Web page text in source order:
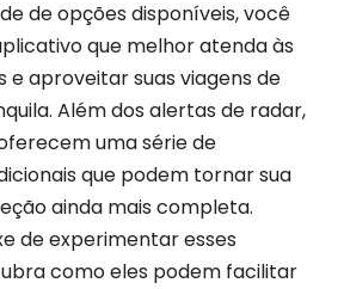
de opções disponíveis, você
que melhor atenda às
e aproveitar suas viagens de
Além dos alertas de radar,
uma série de
que podem tornar sua
ainda mais completa.
de experimentar esses
como eles podem facilitar